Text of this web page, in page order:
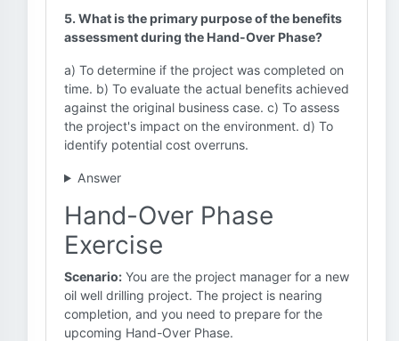
5. What is the primary purpose of the benefits
assessment during the Hand-Over Phase?
a) To determine if the project was completed on
time. b) To evaluate the actual benefits achieved
against the original business case. c) To assess
the project's impact on the environment. d) To
identify potential cost overruns.
Answer
Hand-Over Phase
Exercise
Scenario: You are the project manager for a new
oil well drilling project. The project is nearing
completion, and you need to prepare for the
upcoming Hand-Over Phase.